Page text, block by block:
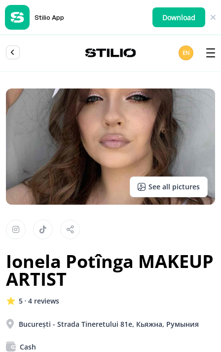
Stilio App Download
EN
See all pictures
Ionela Potînga MAKEUP
ARTIST
5 4 reviews
București - Strada Tineretului 81e, Кьяжна, Румыния
Cash